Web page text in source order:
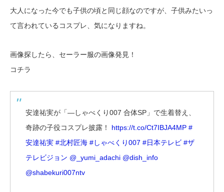
大人になった今でも子供の頃と同じ顔なのですが、子供みたいっ
て言われているコスプレ、気になりますね。
画像探したら、セーラー服の画像発見！
コチラ
安達祐実が「―しゃべくり007 合体SP」で生着替え、
奇跡の子役コスプレ披露！ https://t.co/Ct7IBJA4MP #
安達祐実 #北村匠海 #しゃべくり007 #日本テレビ #ザ
テレビジョン @_yumi_adachi @dish_info
@shabekuri007ntv